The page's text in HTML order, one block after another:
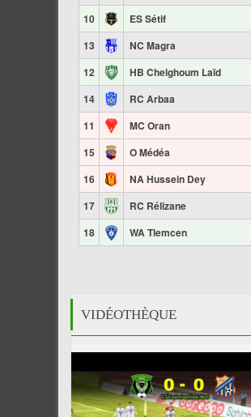
10
ES Sétif
13
NC Magra
12
HB Chelghoum Laïd
14
RC Arbaa
11
MC Oran
15
O Médéa
16
NA Hussein Dey
17
RC Rélizane
18
WA Tlemcen
VIDÉOTHÈQUE